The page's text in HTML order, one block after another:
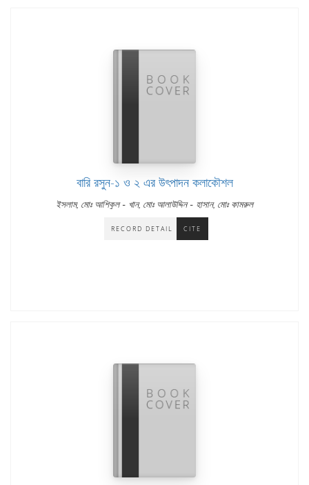
বারি রসুন-১ ও ২ এর উৎপাদন কলাকৌশল
ইসলাম, মোঃ আশিকুল- খান, মোঃ আলাউদ্দিন- হাসান, মোঃ কামরুল
RECORD DETAIL CITE